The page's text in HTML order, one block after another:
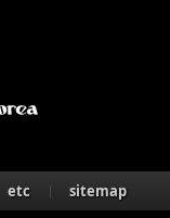
etc sitemap